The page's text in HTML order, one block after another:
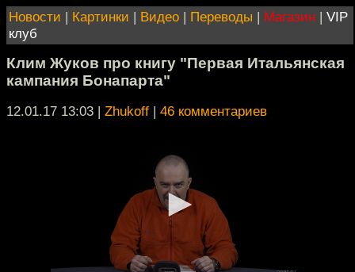
Новости | Картинки | Видео | Переводы | Магазин | VIP
клуб
Клим Жуков про книгу "Первая Итальянская
кампания Бонапарта"
12.01.17 13:03 | Zhukoff | 46 комментариев